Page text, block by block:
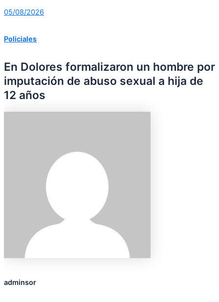
05/08/2026
Policiales
En Dolores formalizaron un hombre por
imputación de abuso sexual a hija de
12 años
adminsor